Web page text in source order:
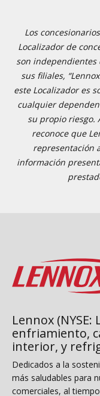
Los
Localizador de
son independientes
sus filiales,
este Localizador es
cualquier
su propio riesgo.
reconoce que
representación
información
Lennox
enfriamiento,
interior, y
Dedicados a la
más saludables para
comerciales, al